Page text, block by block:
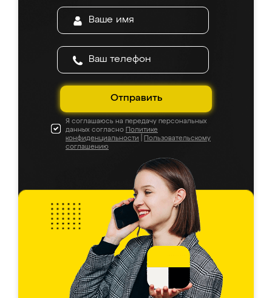
Отправить
Я соглашаюсь на передачу персональных
данных согласно Политике
конфиденциальности
Пользовательскому
соглашению